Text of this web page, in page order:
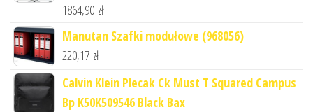
1864,90 zł
Manutan Szafki modułowe (968056)
220,17 zł
Calvin Klein Plecak Ck Must T Squared Campus
Bp K50K509546 Black Bax